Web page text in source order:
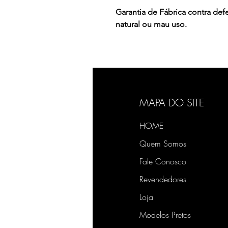
Garantia de Fábrica contra
natural ou mau uso.
MAPA DO SITE
HOME
Quem Somos
Fale Conosco
Revendedores
Loja
Modelos Pretos